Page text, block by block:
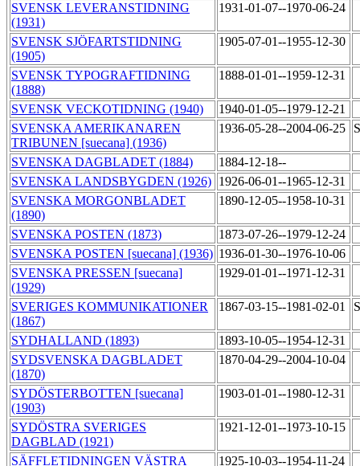
SVENSK LEVERANSTIDNING
(1931)
1931-01-07--1970-06-24
SVENSK SJÖFARTSTIDNING
(1905)
1905-07-01--1955-12-30
SVENSK TYPOGRAFTIDNING
(1888)
1888-01-01--1959-12-31
SVENSK VECKOTIDNING (1940)
1940-01-05--1979-12-21
SVENSKA AMERIKANAREN
TRIBUNEN [suecana] (1936)
1936-05-28--2004-06-25
SVENSKA DAGBLADET (1884)
1884-12-18--
SVENSKA LANDSBYGDEN (1926) 1926-06-01--1965-12-31
SVENSKA MORGONBLADET
(1890)
1890-12-05--1958-10-31
SVENSKA POSTEN (1873)
1873-07-26--1979-12-24
SVENSKA POSTEN [suecana] (1936) 1936-01-30--1976-10-06
SVENSKA PRESSEN [suecana]
(1929)
1929-01-01--1971-12-31
SVERIGES KOMMUNIKATIONER
(1867)
1867-03-15--1981-02-01
SYDHALLAND (1893)
1893-10-05--1954-12-31
SYDSVENSKA DAGBLADET
(1870)
1870-04-29--2004-10-04
SYDÖSTERBOTTEN [suecana]
(1903)
1903-01-01--1980-12-31
SYDÖSTRA SVERIGES
DAGBLAD (1921)
1921-12-01--1973-10-15
SÄFFLETIDNINGEN VÄSTRA 1925-10-03--1954-11-24